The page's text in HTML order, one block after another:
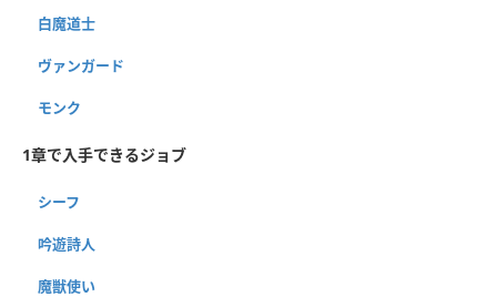
白魔道士
ヴァンガード
モンク
1章で入手できるジョブ
シーフ
吟遊詩人
魔獣使い